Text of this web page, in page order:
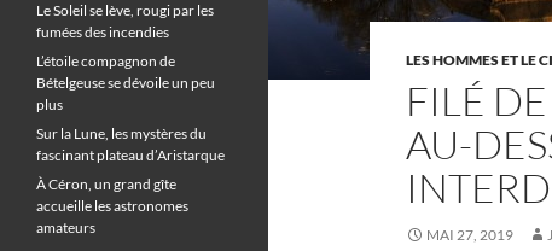
LES HOMMES ET LE
FILÉ
AU-
MAI 27, 2019
Le Soleil se lève, rougi par les
fumées des incendies
L’étoile compagnon de
Bételgeuse se dévoile un peu
plus
Sur la Lune, les mystères du
fascinant plateau d’Aristarque
À Céron, un grand gîte
accueille les astronomes
amateurs